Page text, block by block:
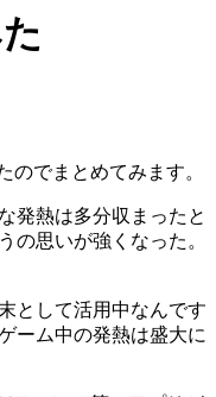
のでまとめてみます。
発熱は多分収まったと
の思いが強くなった。
として活用中なんです
ーム中の発熱は盛大に